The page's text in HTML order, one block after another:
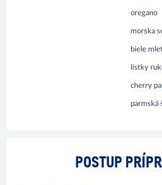
oregano
morska
biele
lístky
cherry
parmská
POSTUP